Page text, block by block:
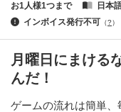
お1人様1つまで
日本
インボイス発行不可 （?）
月曜日にまける
んだ！
ゲームの流れは簡単